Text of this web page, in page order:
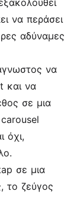
να περάσει
αδύναμες
να
και να
σε μια
όχι,
σε μια
το ζεύγος